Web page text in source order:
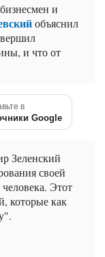
и
объяснил
и что от
в
Google
Зеленский
своей
Этот
которые как